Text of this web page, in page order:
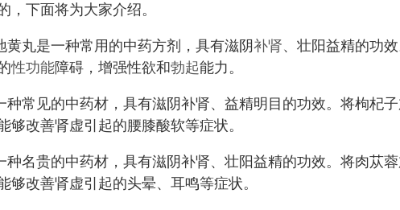
，下面将为大家介绍。
黄丸是一种常用的中药方剂，具有滋阴补肾、壮阳益精的功
性功能障碍，增强性欲和勃起能力。
种常见的中药材，具有滋阴补肾、益精明目的功效。将枸杞
够改善肾虚引起的腰膝酸软等症状。
种名贵的中药材，具有滋阴补肾、壮阳益精的功效。将肉苁
改善肾虚引起的头晕、耳鸣等症状。